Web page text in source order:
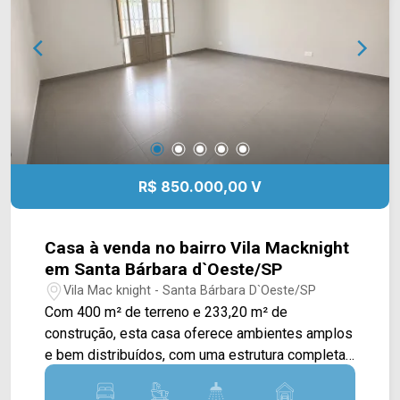
de terreno; 5 banheiros; 6 vagas rotativas.
Localizado na Rua Dom Pedro II, em
Americana/SP, com acesso às principais vias da
região e ao centro da cidade. Entre em contato
com a equipe da Arbix Imóveis e agende sua
Arbix Imóveis - Presente em cada momento.
R$ 850.000,00 V
Casa à venda no bairro Vila Macknight
em Santa Bárbara d`Oeste/SP
Vila Mac knight - Santa Bárbara D`Oeste/SP
Com 400 m² de terreno e 233,20 m² de
construção, esta casa oferece ambientes amplos
e bem distribuídos, com uma estrutura completa
para quem busca conforto e praticidade em uma